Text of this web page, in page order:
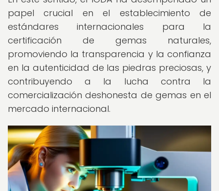
papel crucial en el establecimiento de
estándares internacionales para la
certificación de gemas naturales,
promoviendo la transparencia y la confianza
en la autenticidad de las piedras preciosas, y
contribuyendo a la lucha contra la
comercialización deshonesta de gemas en el
mercado internacional.